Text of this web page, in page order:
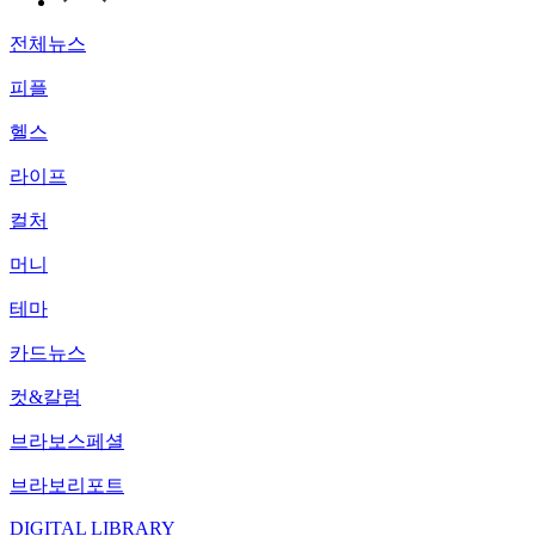
전체뉴스
피플
헬스
라이프
컬처
머니
테마
카드뉴스
컷&칼럼
브라보스페셜
브라보리포트
DIGITAL LIBRARY